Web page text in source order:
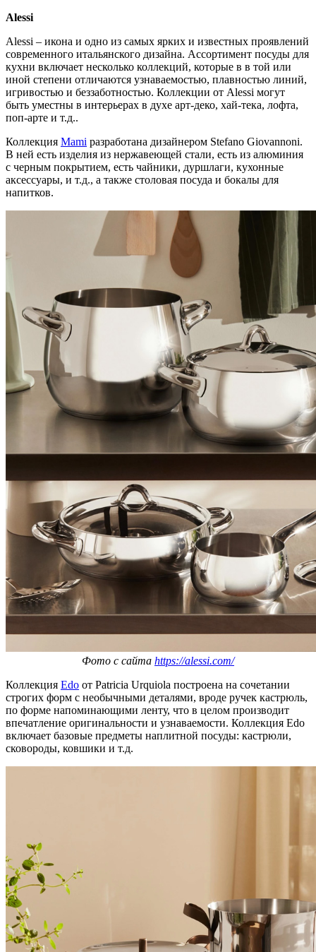
Alessi
Alessi – икона и одно из самых ярких и известных проявлений
современного итальянского дизайна. Ассортимент посуды для
кухни включает несколько коллекций, которые в в той или
иной степени отличаются узнаваемостью, плавностью линий,
игривостью и беззаботностью. Коллекции от Alessi могут
быть уместны в интерьерах в духе арт-деко, хай-тека, лофта,
поп-арте и т.д..
Коллекция Mami разработана дизайнером Stefano Giovannoni.
В ней есть изделия из нержавеющей стали, есть из алюминия
с черным покрытием, есть чайники, дуршлаги, кухонные
аксессуары, и т.д., а также столовая посуда и бокалы для
напитков.
Фото с сайта https://alessi.com/
Коллекция Edo от Patricia Urquiola построена на сочетании
строгих форм с необычными деталями, вроде ручек кастрюль,
по форме напоминающими ленту, что в целом производит
впечатление оригинальности и узнаваемости. Коллекция Edo
включает базовые предметы наплитной посуды: кастрюли,
сковороды, ковшики и т.д.